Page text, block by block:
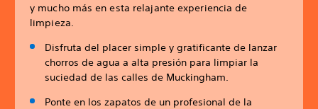
y mucho más en esta relajante experiencia de
limpieza.
Disfruta del placer simple y gratificante de lanzar
chorros de agua a alta presión para limpiar la
suciedad de las calles de Muckingham.
Ponte en los zapatos de un profesional de la